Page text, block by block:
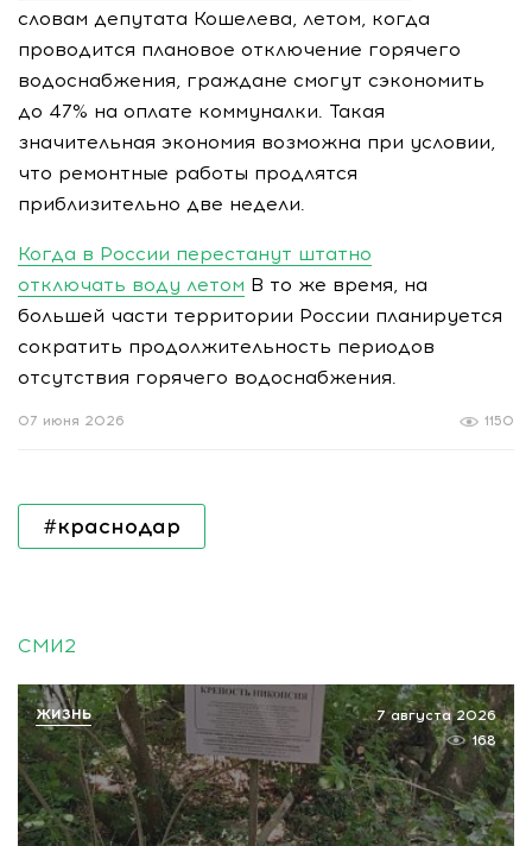
словам депутата Кошелева, летом, когда
проводится плановое отключение горячего
водоснабжения, граждане смогут сэкономить
до 47% на оплате коммуналки. Такая
значительная экономия возможна при условии,
что ремонтные работы продлятся
приблизительно две недели.
Когда в России перестанут штатно
отключать воду летом В то же время, на
большей части территории России планируется
сократить продолжительность периодов
отсутствия горячего водоснабжения.
1150
07 июня 2026
#краснодар
СМИ2
7 августа 2026
168
ЖИЗНЬ